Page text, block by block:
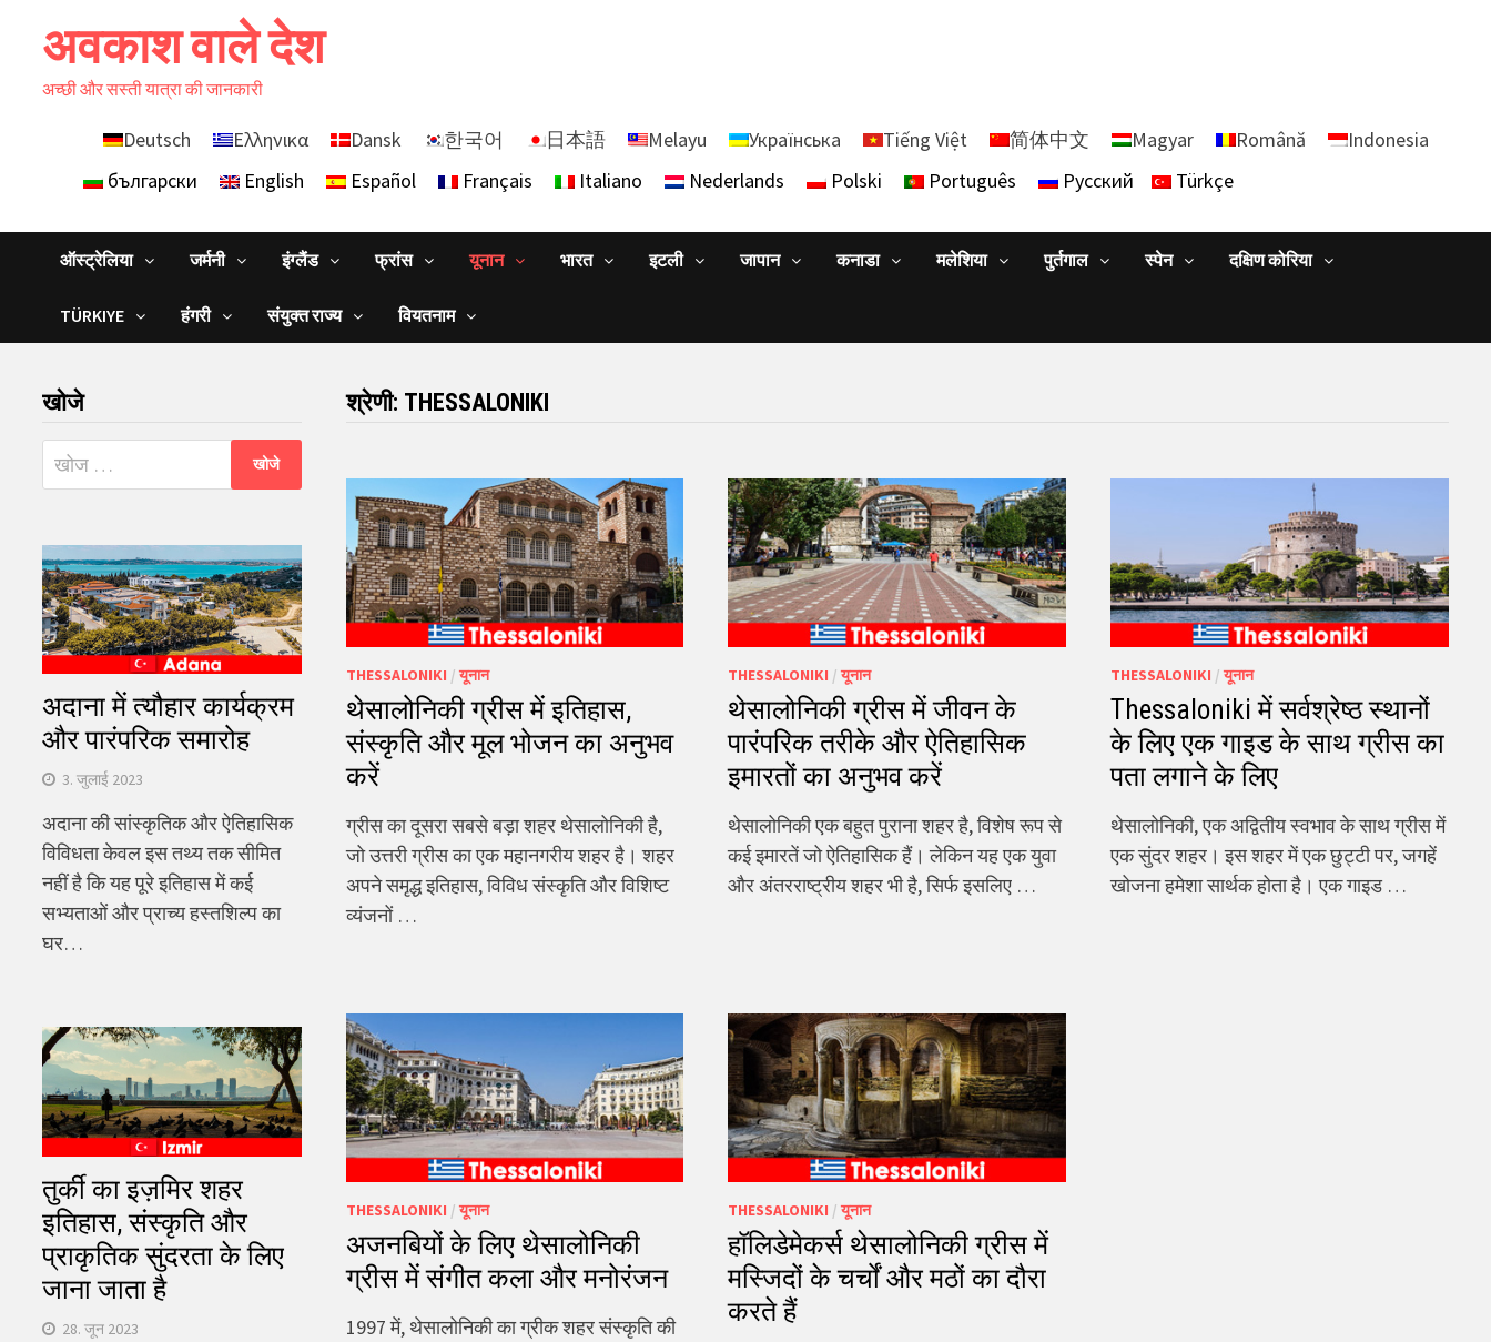
अवकाश वाले देश
अच्छी और सस्ती यात्रा की जानकारी
Deutsch Ελληνικα Dansk 한국어 日本語 Melayu Українська Tiếng Việt 简体中文 Magyar Română
Indonesia
български
English Español Français Italiano Nederlands Polski Português Русский Türkçe
ऑस्ट्रेलिया जर्मनी इंग्लैंड फ्रांस यूनान भारत इटली जापान कनाडा मलेशिया पुर्तगाल स्पेन दक्षिण कोरिया
TÜRKIYE हंगरी संयुक्त राज्य वियतनाम
श्रेणी: THESSALONIKI
THESSALONIKI /यूनान
थेसालोनिकी ग्रीस में इतिहास,
संस्कृति और मूल भोजन का अनुभव
करें
ग्रीस का दूसरा सबसे बड़ा शहर थेसालोनिकी है,
जो उत्तरी ग्रीस का एक महानगरीय शहर है। शहर
अपने समृद्ध इतिहास, विविध संस्कृति और विशिष्ट
व्यंजनों …
THESSALONIKI /यूनान
थेसालोनिकी ग्रीस में जीवन के
पारंपरिक तरीके और ऐतिहासिक
इमारतों का अनुभव करें
थेसालोनिकी एक बहुत पुराना शहर है, विशेष रूप से
कई इमारतें जो ऐतिहासिक हैं। लेकिन यह एक युवा
और अंतरराष्ट्रीय शहर भी है, सिर्फ इसलिए …
THESSALONIKI /यूनान
Thessaloniki में सर्वश्रेष्ठ स्थानों
के लिए एक गाइड के साथ ग्रीस का
पता लगाने के लिए
थेसालोनिकी, एक अद्वितीय स्वभाव के साथ ग्रीस में
एक सुंदर शहर। इस शहर में एक छुट्टी पर, जगहें
खोजना हमेशा सार्थक होता है। एक गाइड …
THESSALONIKI /यूनान
अजनबियों के लिए थेसालोनिकी
ग्रीस में संगीत कला और मनोरंजन
1997 में, थेसालोनिकी का ग्रीक शहर संस्कृति की
THESSALONIKI /यूनान
हॉलिडेमेकर्स थेसालोनिकी ग्रीस में
मस्जिदों के चर्चों और मठों का दौरा
करते हैं
खोजे
निम्न
को
अदाना में त्यौहार कार्यक्रम
और पारंपरिक समारोह
3. जुलाई 2023
अदाना की सांस्कृतिक और ऐतिहासिक
विविधता केवल इस तथ्य तक सीमित
नहीं है कि यह पूरे इतिहास में कई
सभ्यताओं और प्राच्य हस्तशिल्प का
घर…
तुर्की का इज़मिर शहर
इतिहास, संस्कृति और
प्राकृतिक सुंदरता के लिए
जाना जाता है
28. जून 2023